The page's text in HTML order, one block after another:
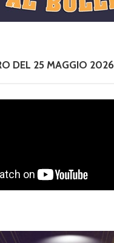
DEL 25 MAGGIO 2026